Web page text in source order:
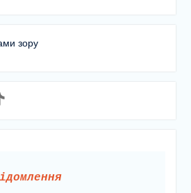
зору
www.tiktok.com/@lyceum1man?_t=8YJMx0RJgIf&_r=1